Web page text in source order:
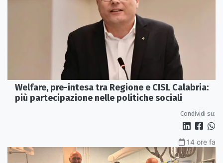
Welfare, pre-intesa tra Regione e CISL Calabria:
più partecipazione nelle politiche sociali
Condividi su:
14 ore fa